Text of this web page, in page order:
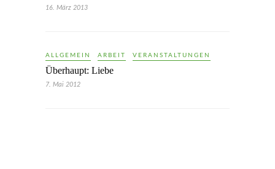
16. März 2013
ALLGEMEIN ARBEIT VERANSTALTUNGEN
Überhaupt: Liebe
7. Mai 2012